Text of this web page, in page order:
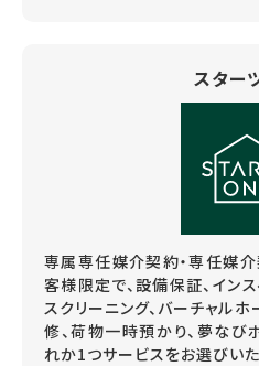
スター
専属専任媒介契約・専任媒
客様限定で、設備保証、イン
スクリーニング、バーチャル
修、荷物一時預かり、夢な
れか1つサービスをお選びいた